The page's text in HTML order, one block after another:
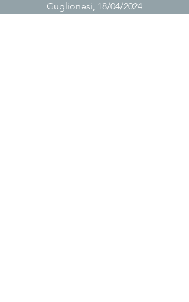
Guglionesi, 18/04/2024